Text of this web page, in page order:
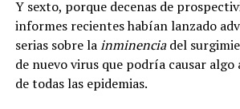
Y sexto, porque decenas de
informes recientes habían lanzado
serias sobre lainminenciadel
de nuevo virus que podría causar algo
de todas las epidemias.